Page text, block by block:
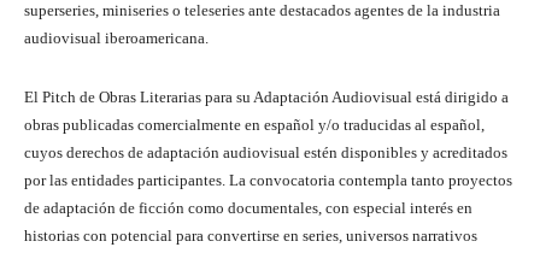
superseries, miniseries o teleseries ante destacados agentes de la industria
audiovisual iberoamericana.
El Pitch de Obras Literarias para su Adaptación Audiovisual está dirigido a
obras publicadas comercialmente en español y/o traducidas al español,
cuyos derechos de adaptación audiovisual estén disponibles y acreditados
por las entidades participantes. La convocatoria contempla tanto proyectos
de adaptación de ficción como documentales, con especial interés en
historias con potencial para convertirse en series, universos narrativos